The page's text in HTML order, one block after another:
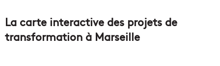
La carte interactive des projets de
transformation à Marseille